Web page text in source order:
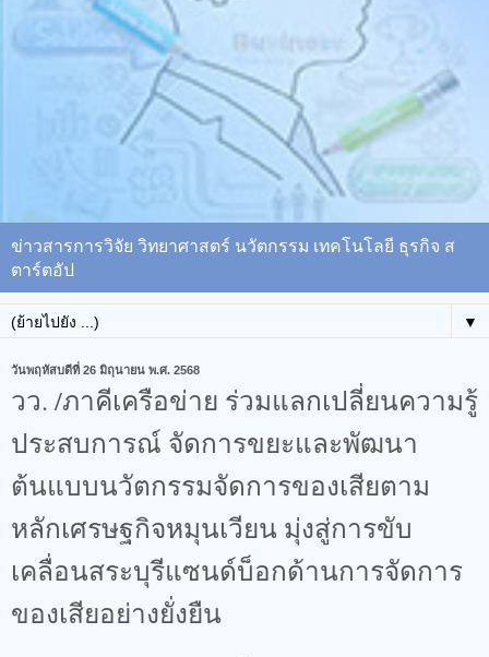
ข่าวสารการวิจัย วิทยาศาสตร์ นวัตกรรม เทคโนโลยี ธุรกิจ ส
ตาร์ตอัป
▼
วันพฤหัสบดีที่ 26 มิถุนายน พ.ศ. 2568
วว. /ภาคีเครือข่าย ร่วมแลกเปลี่ยนความรู้
ประสบการณ์ จัดการขยะและพัฒนา
ต้นแบบนวัตกรรมจัดการของเสียตาม
หลักเศรษฐกิจหมุนเวียน​ มุ่งสู่การขับ
เคลื่อนสระบุรีแซนด์บ็อกด้านการจัดการ
ของเสียอย่างยั่งยืน